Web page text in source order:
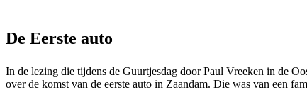
De Eerste auto
In de lezing die tijdens de Guurtjesdag door Paul Vreeken in de
over de komst van de eerste auto in Zaandam. Die was van een